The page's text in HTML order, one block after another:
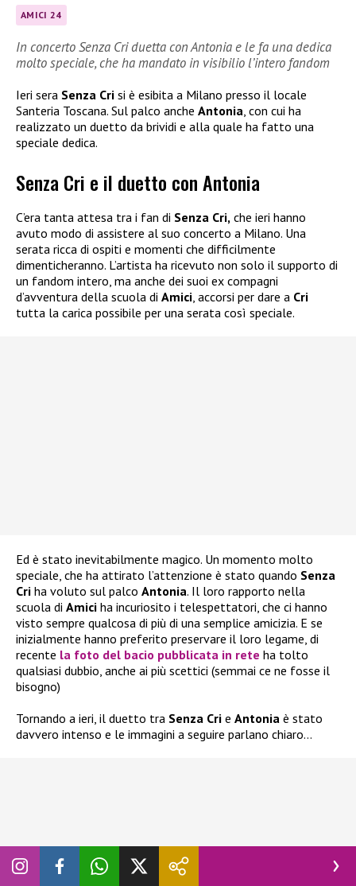
AMICI 24
In concerto Senza Cri duetta con Antonia e le fa una dedica
molto speciale, che ha mandato in visibilio l’intero fandom
Ieri sera Senza Cri si è esibita a Milano presso il locale
Santeria Toscana. Sul palco anche Antonia , con cui ha
realizzato un duetto da brividi e alla quale ha fatto una
speciale dedica.
Senza Cri e il duetto con Antonia
C’era tanta attesa tra i fan di Senza Cri, che ieri hanno
avuto modo di assistere al suo concerto a Milano. Una
serata ricca di ospiti e momenti che difficilmente
dimenticheranno. L’artista ha ricevuto non solo il supporto di
un fandom intero, ma anche dei suoi ex compagni
d’avventura della scuola di Amici, accorsi per dare a Cri
tutta la carica possibile per una serata così speciale.
Ed è stato inevitabilmente magico. Un momento molto
speciale, che ha attirato l’attenzione è stato quando Senza
Cri ha voluto sul palco Antonia. Il loro rapporto nella
scuola di Amici ha incuriosito i telespettatori, che ci hanno
visto sempre qualcosa di più di una semplice amicizia. E se
inizialmente hanno preferito preservare il loro legame, di
recente la foto del bacio pubblicata in rete ha tolto
qualsiasi dubbio, anche ai più scettici (semmai ce ne fosse il
bisogno)
Tornando a ieri, il duetto tra Senza Cri e Antonia è stato
davvero intenso e le immagini a seguire parlano chiaro…